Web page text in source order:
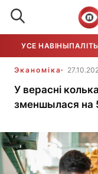
УСЕ НАВІНЫ
Эканоміка
У верасні
зменшылася на